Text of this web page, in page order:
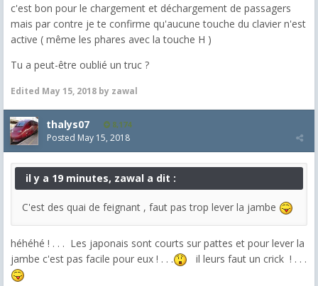
c'est bon pour le chargement et déchargement de passagers
mais par contre je te confirme qu'aucune touche du clavier n'est
active ( même les phares avec la touche H )
Tu a peut-être oublié un truc ?
Edited May 15, 2018 by zawal
thalys07 8,174
Posted May 15, 2018
il y a 19 minutes, zawal a dit :
C'est des quai de feignant , faut pas trop lever la jambe
héhéhé ! . . . Les japonais sont courts sur pattes et pour lever la
jambe c'est pas facile pour eux ! . . .
il leurs faut un crick ! . . .